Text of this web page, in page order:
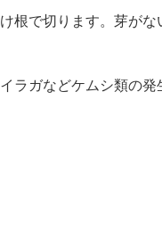
根で切ります。芽が
ラガなどケムシ類の発